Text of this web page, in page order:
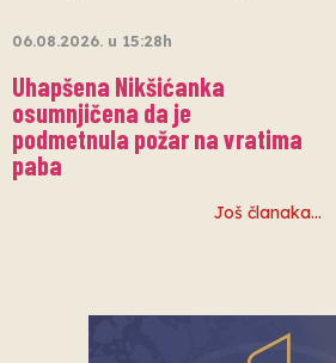
06.08.2026. u 15:28h
Uhapšena Nikšićanka
osumnjičena da je
podmetnula požar na vratima
paba
Još članaka…